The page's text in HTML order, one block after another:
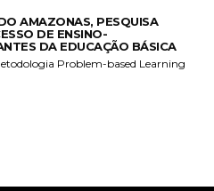
AMAZONAS, PESQUISA
DE ENSINO-
DA EDUCAÇÃO BÁSICA
Problem-based Learning